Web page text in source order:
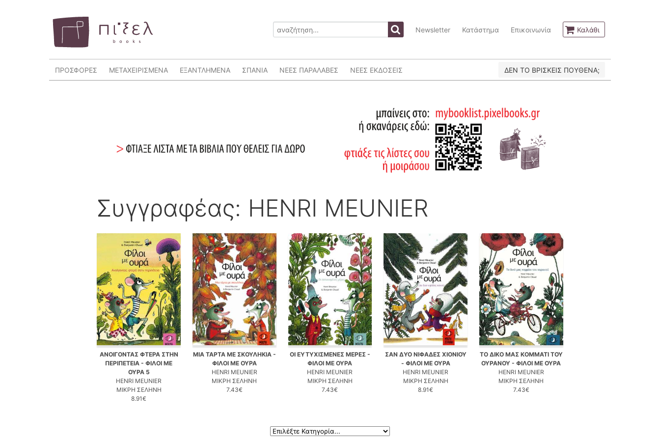
Newsletter Κατάστημα Επικοινωνία Καλάθι
ΠΡΟΣΦΟΡΕΣ ΜΕΤΑΧΕΙΡΙΣΜΕΝΑ ΕΞΑΝΤΛΗΜΕΝΑ ΣΠΑΝΙΑ ΝΕΕΣ ΠΑΡΑΛΑΒΕΣ ΝΕΕΣ ΕΚΔΟΣΕΙΣ ΔΕΝ ΤΟ ΒΡΙΣΚΕΙΣ ΠΟΥΘΕΝΑ;
Συγγραφέας: HENRI MEUNIER
ΑΝΟΙΓΟΝΤΑΣ ΦΤΕΡΑ ΣΤΗΝ
ΠΕΡΙΠΕΤΕΙΑ - ΦΙΛΟΙ ΜΕ
ΟΥΡΑ 5
HENRI MEUNIER
ΜΙΚΡΗ ΣΕΛΗΝΗ
8.91€
ΜΙΑ ΤΑΡΤΑ ΜΕ ΣΚΟΥΛΗΚΙΑ -
ΦΙΛΟΙ ΜΕ ΟΥΡΑ
HENRI MEUNIER
ΜΙΚΡΗ ΣΕΛΗΝΗ
7.43€
ΟΙ ΕΥΤΥΧΙΣΜΕΝΕΣ ΜΕΡΕΣ -
ΦΙΛΟΙ ΜΕ ΟΥΡΑ
HENRI MEUNIER
ΜΙΚΡΗ ΣΕΛΗΝΗ
7.43€
ΣΑΝ ΔΥΟ ΝΙΦΑΔΕΣ ΧΙΟΝΙΟΥ
- ΦΙΛΟΙ ΜΕ ΟΥΡΑ
HENRI MEUNIER
ΜΙΚΡΗ ΣΕΛΗΝΗ
8.91€
ΤΟ ΔΙΚΟ ΜΑΣ ΚΟΜΜΑΤΙ ΤΟΥ
ΟΥΡΑΝΟΥ - ΦΙΛΟΙ ΜΕ ΟΥΡΑ
HENRI MEUNIER
ΜΙΚΡΗ ΣΕΛΗΝΗ
7.43€